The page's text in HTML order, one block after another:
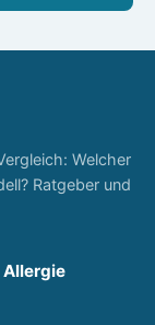
Welcher
Ratgeber und
Allergie